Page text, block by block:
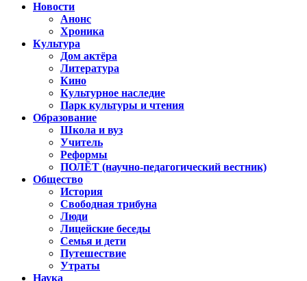
Новости
Анонс
Хроника
Культура
Дом актёра
Литература
Кино
Культурное наследие
Парк культуры и чтения
Образование
Школа и вуз
Учитель
Реформы
ПОЛЁТ (научно-педагогический вестник)
Общество
История
Свободная трибуна
Люди
Лицейские беседы
Семья и дети
Путешествие
Утраты
Наука